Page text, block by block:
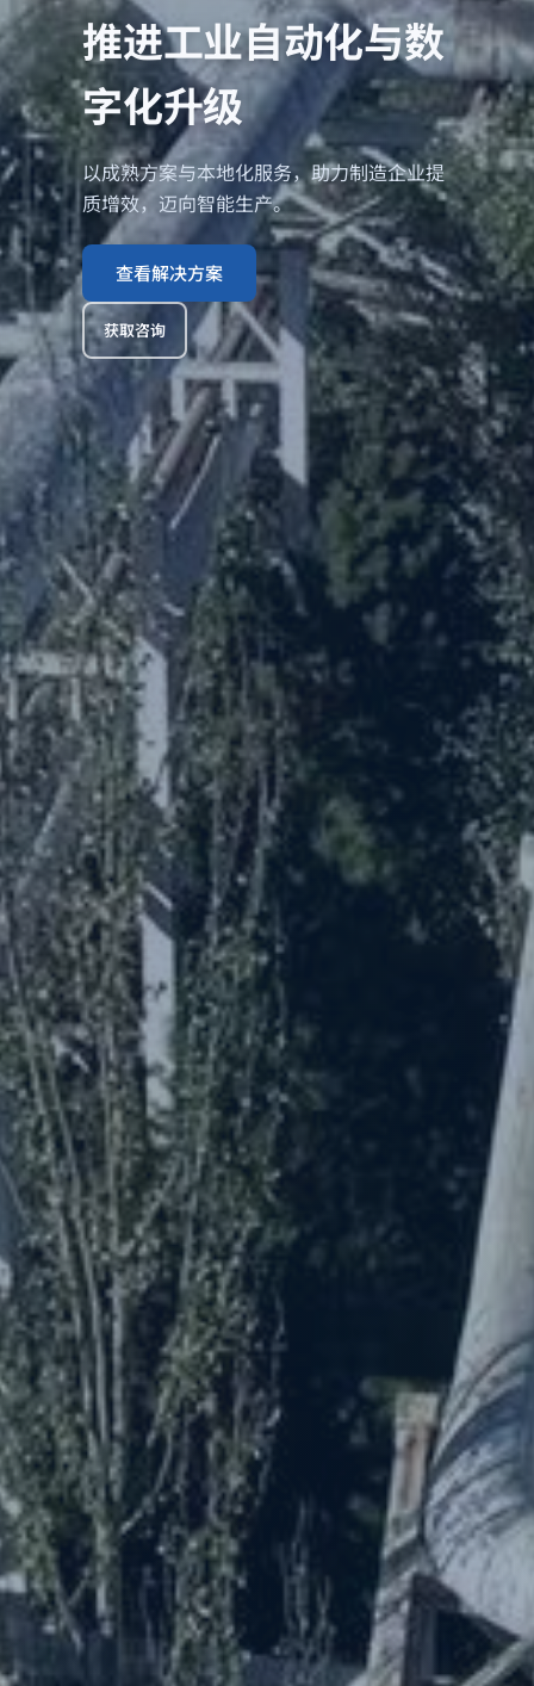
推进工业自动化与数
字化升级
以成熟方案与本地化服务，助力制造企业提
质增效，迈向智能生产。
查看解决方案
获取咨询